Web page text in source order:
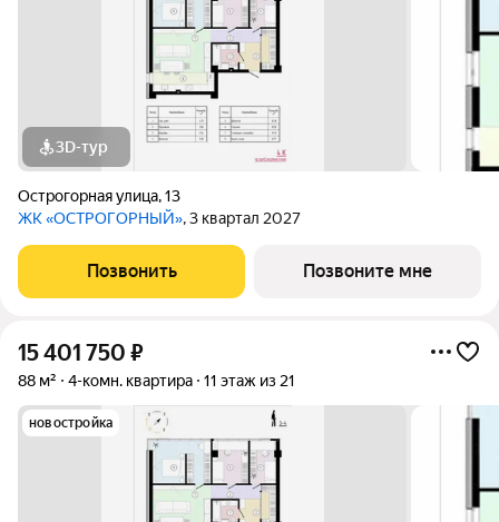
3D-тур
Острогорная улица,13
ЖК «ОСТРОГОРНЫЙ», 3 квартал 2027
Позвонить Позвоните мне
15 401 750 ₽
88 м² 4-комн. квартира 11 этаж из 21
новостройка